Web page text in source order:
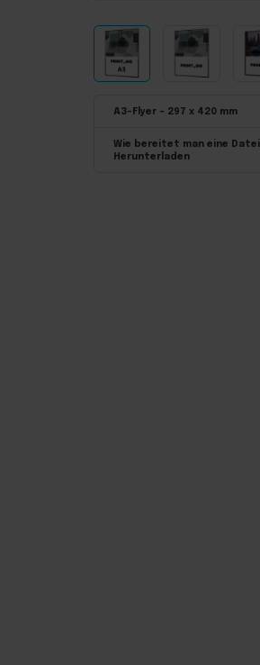
A3-Flyer – 297 x 420 mm
Wie bereitet man eine
Herunterladen